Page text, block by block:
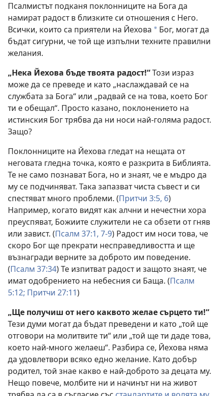
Псалмистът подканя поклонниците на Бога да
намират радост в близките си отношения с Него.
Всички, които са приятели на Йехова a Бог, могат да
бъдат сигурни, че той ще изпълни техните правилни
желания.
„Нека Йехова бъде твоята радост!“Този израз
може да се преведе и като „наслаждавай се на
службата за Бога“ или „радвай се на това, което Бог
ти е обещал“. Просто казано, поклонението на
истинския Бог трябва да ни носи най-голяма радост.
Защо?
Поклонниците на Йехова гледат на нещата от
неговата гледна точка, която е разкрита в Библията.
Те не само познават Бога, но и знаят, че е мъдро да
му се подчиняват. Така запазват чиста съвест и си
спестяват много проблеми. (Притчи 3:5, 6)
Например, когато видят как алчни и нечестни хора
преуспяват, Божиите служители не са обзети от гняв
или завист. (Псалм 37:1, 7-9) Радост им носи това, че
скоро Бог ще прекрати несправедливостта и ще
възнагради верните за доброто им поведение.
(Псалм 37:34) Те изпитват радост и защото знаят, че
имат одобрението на небесния си Баща. (Псалм
5:12; Притчи 27:11)
„Ще получиш от него каквото желае сърцето ти!“
Тези думи могат да бъдат преведени и като „той ще
отговори на молитвите ти“ или „той ще ти даде това,
което най-много желаеш“. Разбира се, Йехова няма
да удовлетвори всяко едно желание. Като добър
родител, той знае какво е най-доброто за децата му.
Нещо повече, молбите ни и начинът ни на живот